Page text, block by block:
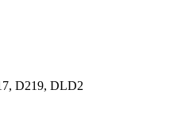
D219, DLD2